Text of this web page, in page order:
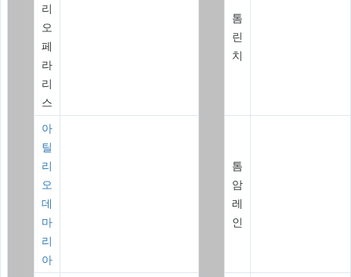
리
오
페
라
리
스
톰
린
치
아
틸
리
오
데
마
리
아
톰
암
레
인